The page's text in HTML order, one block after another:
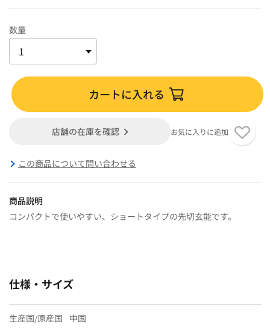
数量
カートに入れる
店舗の在庫を確認 お気に入りに追加
この商品について問い合わせる
商品説明
コンパクトで使いやすい、ショートタイプの先切玄能です。
仕様・サイズ
生産国/原産国 中国